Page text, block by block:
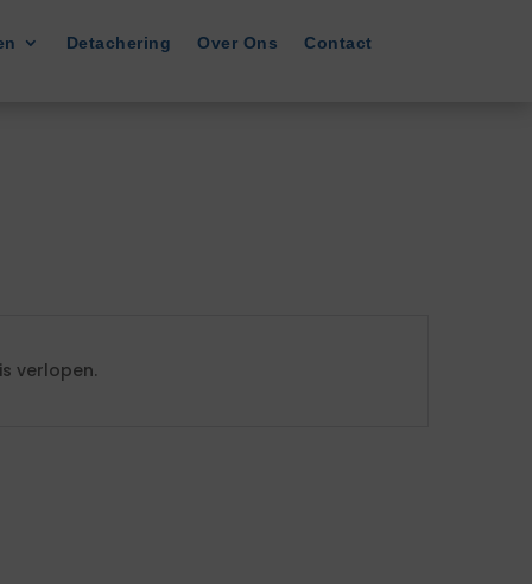
Detachering Over Ons Contact
verlopen.